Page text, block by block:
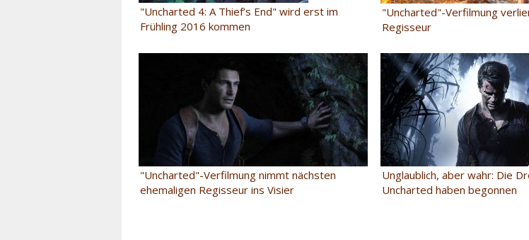
"Uncharted 4: A Thief’s End" wird erst im
Frühling 2016 kommen
"Uncharted"-Verfilmung
Regisseur
"Uncharted"-Verfilmung nimmt nächsten
ehemaligen Regisseur ins Visier
Unglaublich, aber wahr: Die
Uncharted haben begonnen